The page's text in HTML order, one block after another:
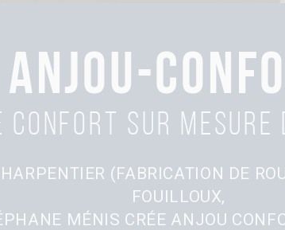
ANJOU-
confort sur mesure
(FABRICATION DE
FOUILLOUX,
MÉNIS CRÉE ANJOU